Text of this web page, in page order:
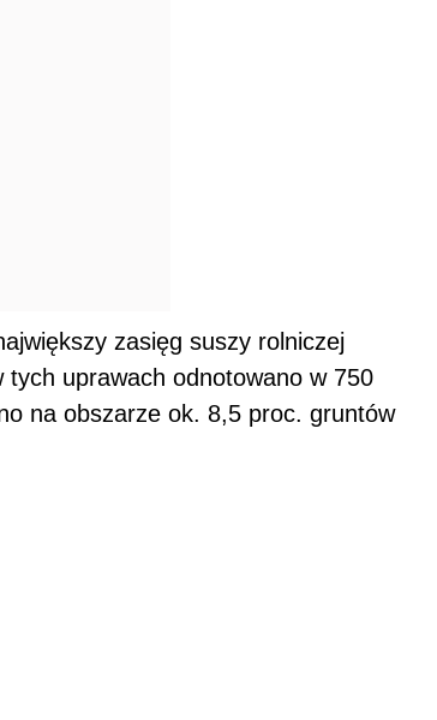
zasięg suszy rolniczej
tych uprawach odnotowano w 750
na obszarze ok. 8,5 proc. gruntów